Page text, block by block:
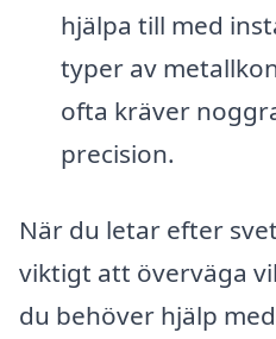
hjälpa till med
typer av
ofta kräver
precision.
När du letar efter
viktigt att överväga
du behöver hjälp